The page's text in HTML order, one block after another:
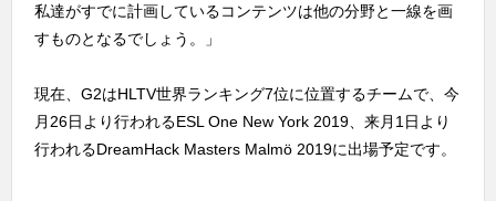
私達がすでに計画しているコンテンツは他の分野と一線を画
すものとなるでしょう。」
現在、G2はHLTV世界ランキング7位に位置するチームで、今
月26日より行われるESL One New York 2019、来月1日より
行われるDreamHack Masters Malmö 2019に出場予定です。